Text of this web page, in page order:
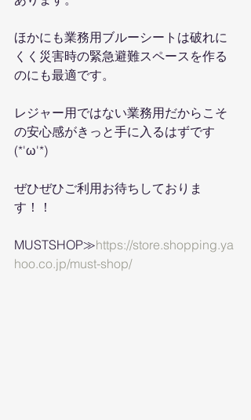
ほかにも業務用ブルーシートは破れに
くく災害時の緊急避難スペースを作る
のにも最適です。
レジャー用ではない業務用だからこそ
の安心感がきっと手に入るはずです
(*'ω'*)
ぜひぜひご利用お待ちしておりま
す！！
MUSTSHOP≫https://store.shopping.ya
hoo.co.jp/must-shop/